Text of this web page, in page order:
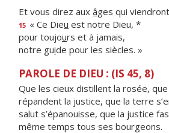
Et vous direz aux âges qui
15 « Ce Dieu est notre Dieu, *
pour toujours et à jamais,
notre guide pour les siècles. »
PAROLE DE DIEU : (IS 45, 8)
Que les cieux distillent la rosée,
répandent la justice, que la terre
salut s’épanouisse, que la justice
même temps tous ses bourgeons.